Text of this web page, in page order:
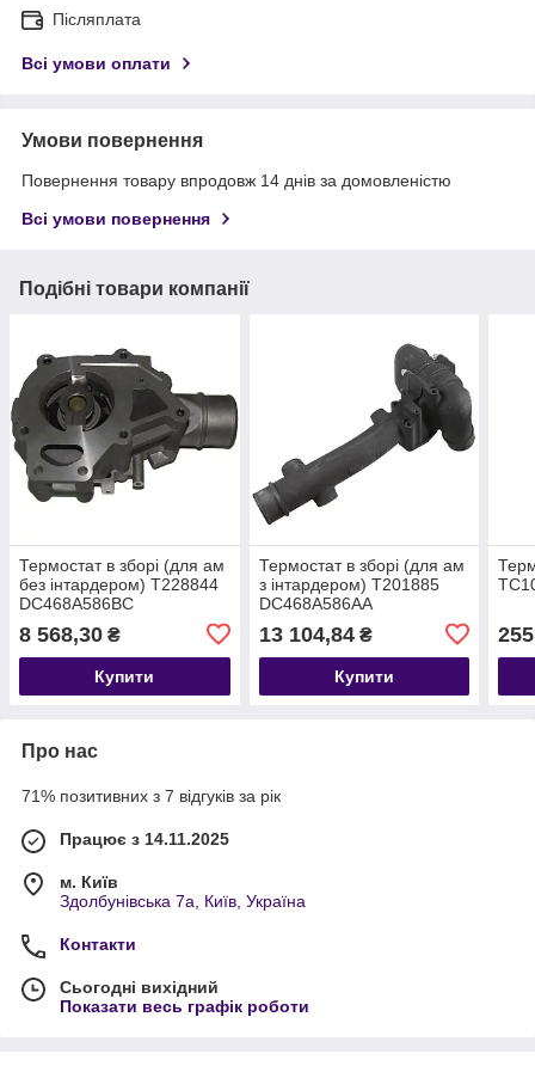
Післяплата
Всі умови оплати
Умови повернення
Повернення товару впродовж 14 днів за домовленістю
Всі умови повернення
Подібні товари компанії
Термостат в зборі (для ам
без інтардером) T228844
DC468A586BC
8 568,30 ₴
Купити
Термостат в зборі (для ам
з інтардером) T201885
DC468A586AA
13 104,84₴
Купити
255
Про нас
71% позитивних з 7 відгуків за рік
Працює з 14.11.2025
м. Київ
Здолбунівська 7а, Київ, Україна
Контакти
Сьогодні вихідний
Показати весь графік роботи